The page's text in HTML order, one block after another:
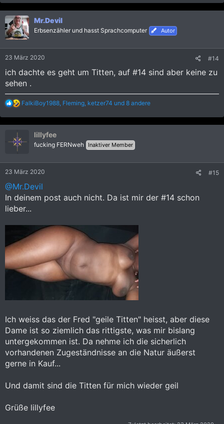
a
k
t
i
o
n
Mr.Devil
Erbsenzähler und hasst Sprachcomputer Autor
23 März 2020 #14
ich dachte es geht um Titten, auf #14 sind aber keine zu
sehen .
R
a
k
i
n
FalkiBoy1988, Fleming, ketzer74 und 8 andere
lillyfee
fucking FERNweh Inaktiver Member
23 März 2020 #15
@Mr.Devil
In deinem post auch nicht. Da ist mir der #14 schon
lieber...
Ich weiss das der Fred "geile Titten" heisst, aber diese
Dame ist so ziemlich das rittigste, was mir bislang
untergekommen ist. Da nehme ich die sicherlich
vorhandenen Zugeständnisse an die Natur äußerst
gerne in Kauf...
Und damit sind die Titten für mich wieder geil
Grüße lillyfee